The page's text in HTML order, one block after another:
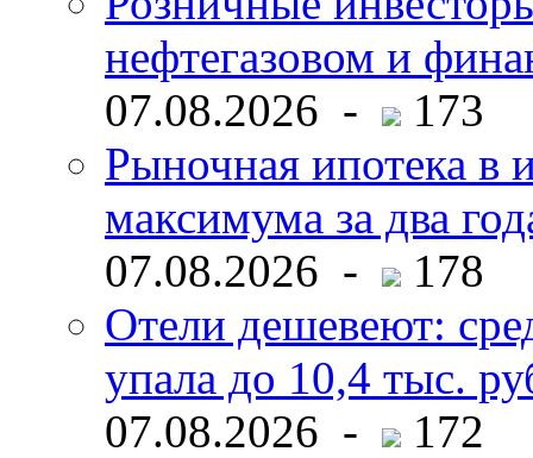
нефтегазовом и
07.08.2026 -
173
Рыночная ипотека в
максимума за два
07.08.2026 -
178
Отели дешевеют:
упала до 10,4 тыс.
07.08.2026 -
172